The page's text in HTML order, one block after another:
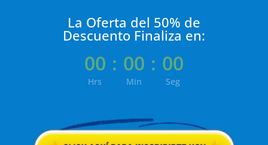
La Oferta del 50% de
Descuento Finaliza en:
00
Hrs
: 00
Min
: 00
Seg